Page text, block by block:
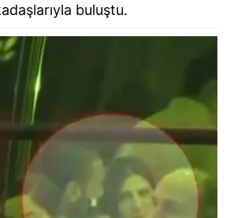
buluştu.